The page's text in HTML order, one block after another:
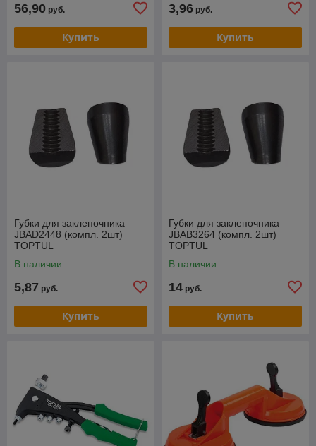
56,90 руб.
Купить
3,96 руб.
Купить
Губки для заклепочника
JBAD2448 (компл. 2шт)
TOPTUL
В наличии
5,87 руб.
Купить
Губки для заклепочника
JBAB3264 (компл. 2шт)
TOPTUL
В наличии
14 руб.
Купить